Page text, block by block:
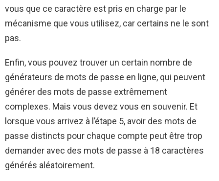
vous que ce caractère est pris en charge par le
mécanisme que vous utilisez, car certains ne le sont
pas.
Enfin, vous pouvez trouver un certain nombre de
générateurs de mots de passe en ligne, qui peuvent
générer des mots de passe extrêmement
complexes. Mais vous devez vous en souvenir. Et
lorsque vous arrivez à l’étape 5, avoir des mots de
passe distincts pour chaque compte peut être trop
demander avec des mots de passe à 18 caractères
générés aléatoirement.